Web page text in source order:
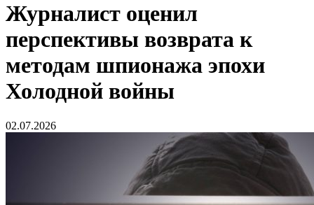
Журналист оценил
перспективы возврата к
методам шпионажа эпохи
Холодной войны
02.07.2026